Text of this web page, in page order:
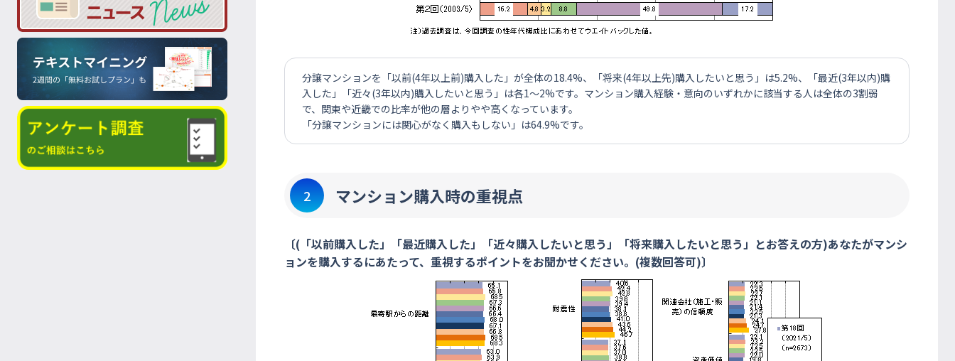
分譲マンションを「以前(4年以上前)購入した」が全体の18.4%、「将来(4年以上先)購入したいと思う」は5.2%、「最近(3年以内)購
入した」「近々(3年以内)購入したいと思う」は各1～2%です。マンション購入経験・意向のいずれかに該当する人は全体の3割弱
で、関東や近畿での比率が他の層よりやや高くなっています。
「分譲マンションには関心がなく購入もしない」は64.9%です。
2 マンション購入時の重視点
〔(「以前購入した」「最近購入した」「近々購入したいと思う」「将来購入したいと思う」とお答えの方)あなたがマンシ
ョンを購入するにあたって、重視するポイントをお聞かせください。(複数回答可)〕